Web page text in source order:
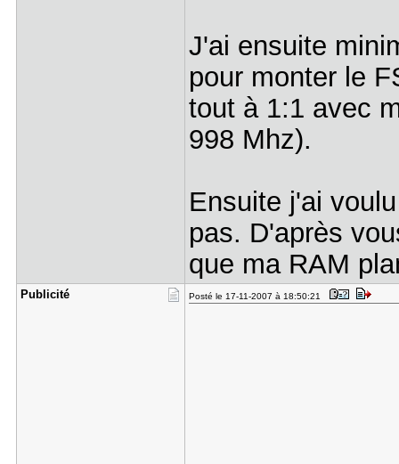
J'ai ensuite
pour monter le
tout à 1:1 avec
998 Mhz).
Ensuite j'ai
pas. D'après
que ma RAM
Publicité Posté le 17-11-2007 à 18:50:21